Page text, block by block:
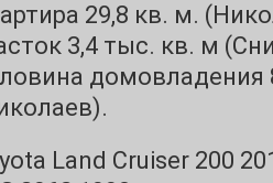
29,8 кв. м.
3,4 тыс. кв. м
домовладения
Land Cruiser 200